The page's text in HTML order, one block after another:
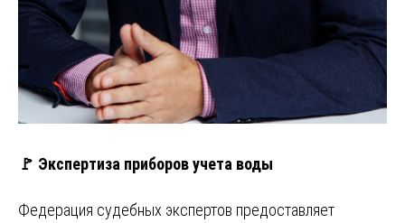
🚩 Экспертиза приборов учета воды
Федерация судебных экспертов предоставляет